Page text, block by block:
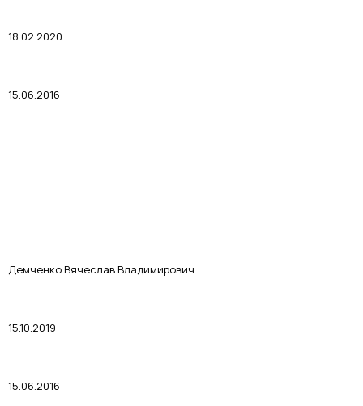
18.02.2020
15.06.2016
Демченко Вячеслав Владимирович
15.10.2019
15.06.2016